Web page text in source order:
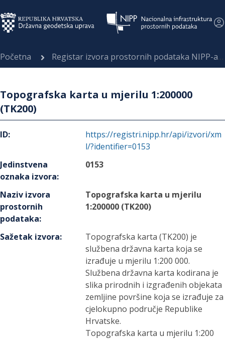
Početna Registar izvora prostornih podataka NIPP-a
Topografska karta u mjerilu 1:200000
(TK200)
ID:
https://registri.nipp.hr/api/izvori/xm
l/?identifier=0153
Jedinstvena
oznaka izvora:
0153
Naziv izvora
prostornih
podataka:
Topografska karta u mjerilu
1:200000 (TK200)
Sažetak izvora:
Topografska karta (TK200) je
službena državna karta koja se
izrađuje u mjerilu 1:200 000.
Službena državna karta kodirana je
slika prirodnih i izgrađenih objekata
zemljine površine koja se izrađuje za
cjelokupno područje Republike
Hrvatske.
Topografska karta u mjerilu 1:200